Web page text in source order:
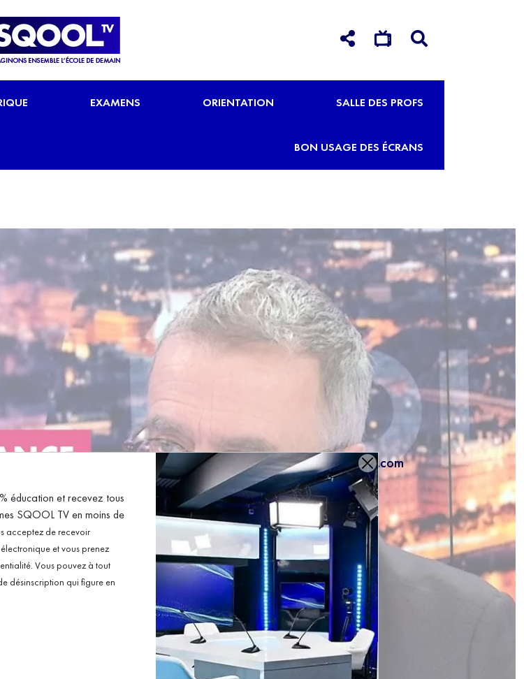
EXAMENS ORIENTATION SALLE DES PROFS
BON USAGE DES ÉCRANS
externe, vous acceptez les termes et conditions de youtube.com
J'ACCEPTE LE 🍪 YOUTUBE
éducation et recevez tous
SQOOL TV en moins de
acceptez de recevoir
et vous prenez
Vous pouvez à tout
désinscription qui figure en